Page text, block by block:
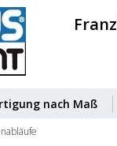
nach Maß